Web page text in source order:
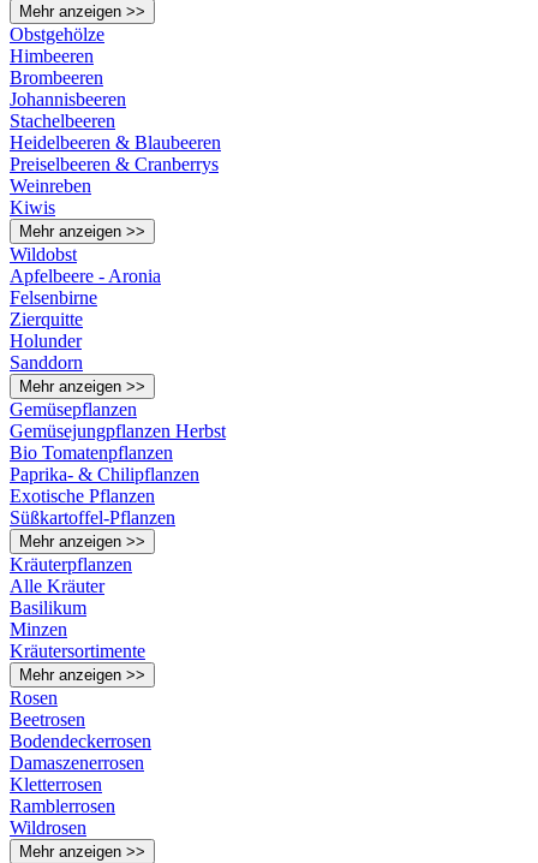
Mehr anzeigen >>
Obstgehölze
Himbeeren
Brombeeren
Johannisbeeren
Stachelbeeren
Heidelbeeren & Blaubeeren
Preiselbeeren & Cranberrys
Weinreben
Kiwis
Mehr anzeigen >>
Wildobst
Apfelbeere - Aronia
Felsenbirne
Zierquitte
Holunder
Sanddorn
Mehr anzeigen >>
Gemüsepflanzen
Gemüsejungpflanzen Herbst
Bio Tomatenpflanzen
Paprika- & Chilipflanzen
Exotische Pflanzen
Süßkartoffel-Pflanzen
Mehr anzeigen >>
Kräuterpflanzen
Alle Kräuter
Basilikum
Minzen
Kräutersortimente
Mehr anzeigen >>
Rosen
Beetrosen
Bodendeckerrosen
Damaszenerrosen
Kletterrosen
Ramblerrosen
Wildrosen
Mehr anzeigen >>